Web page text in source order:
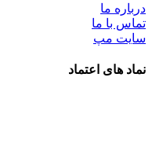
درباره ما
تماس با ما
سایت مپ
نماد های اعتماد